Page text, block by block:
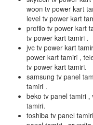
woon tv power kart
level tv power kart
profilo tv power kart
tv power kart tamiri .
jvc tv power kart
power kart tamiri ,
tv power kart tamiri.
samsung tv panel
tamiri .
beko tv panel tamiri ,
tamiri.
toshiba tv panel